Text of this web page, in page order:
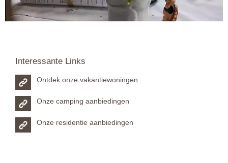
Interessante Links
Ontdek onze vakantiewoningen
Onze camping aanbiedingen
Onze residentie aanbiedingen